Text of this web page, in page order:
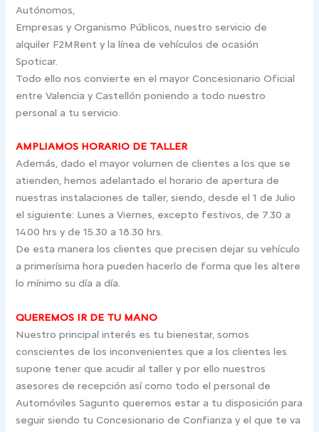
Autónomos,
Empresas y Organismo Públicos, nuestro servicio de
alquiler F2MRent y la línea de vehículos de ocasión
Spoticar.
Todo ello nos convierte en el mayor Concesionario Oficial
entre Valencia y Castellón poniendo a todo nuestro
personal a tu servicio.
AMPLIAMOS HORARIO DE TALLER
Además, dado el mayor volumen de clientes a los que se
atienden, hemos adelantado el horario de apertura de
nuestras instalaciones de taller, siendo, desde el 1 de Julio
el siguiente: Lunes a Viernes, excepto festivos, de 7.30 a
14.00 hrs y de 15.30 a 18.30 hrs.
De esta manera los clientes que precisen dejar su vehículo
a primerísima hora pueden hacerlo de forma que les altere
lo mínimo su día a día.
QUEREMOS IR DE TU MANO
Nuestro principal interés es tu bienestar, somos
conscientes de los inconvenientes que a los clientes les
supone tener que acudir al taller y por ello nuestros
asesores de recepción así como todo el personal de
Automóviles Sagunto queremos estar a tu disposición para
seguir siendo tu Concesionario de Confianza y el que te va